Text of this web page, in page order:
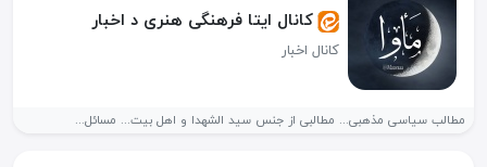
کانال ایتا فرهنگی هنری د اخبار
کانال اخبار
مطالب سیاسی مذهبی... مطالبی از جنس سید الشهدا و اهل بیت... مسائل...